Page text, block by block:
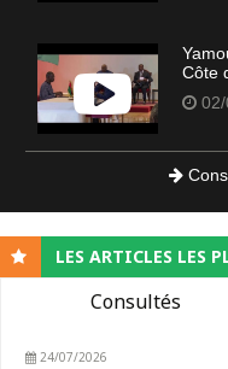
Côte
LES ARTICLES LES
Consultés
24/07/2026